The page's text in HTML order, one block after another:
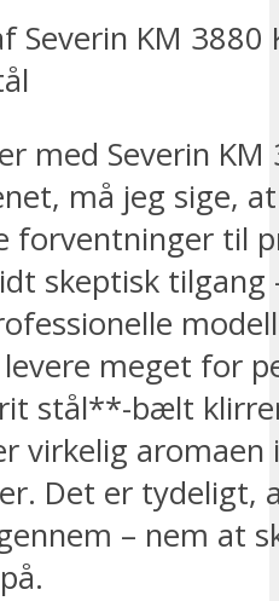
med Severin KM
må jeg sige,
forventninger til
skeptisk tilgang
meget for
stål**-bælt
virkelig aromaen
Det er tydeligt,
– nem at